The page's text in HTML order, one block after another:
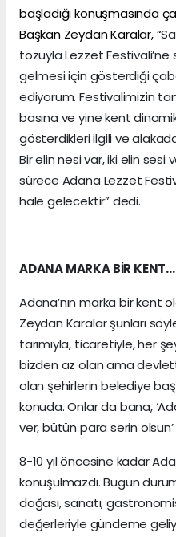
başladığı konuşmasında
Başkan Zeydan Karalar, “
tozuyla Lezzet Festivali’ne
gelmesi için gösterdiği
ediyorum. Festivalimizin
basına ve yine kent
gösterdikleri ilgili ve
Bir elin nesi var, iki elin
sürece Adana Lezzet
hale gelecektir” dedi.
ADANA MARKA BİR KENT…
Adana’nın marka bir kent
Zeydan Karalar şunları
tarımıyla, ticaretiyle, her
bizden az olan ama
olan şehirlerin belediye
konuda. Onlar da bana,
ver, bütün para serin
8-10 yıl öncesine kadar
konuşulmazdı. Bugün
doğası, sanatı,
değerleriyle gündeme